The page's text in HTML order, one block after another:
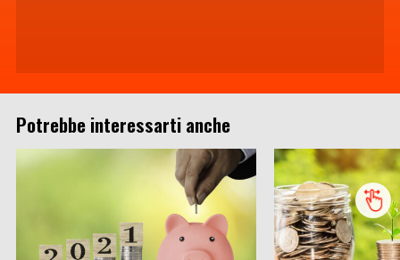
Potrebbe interessarti anche